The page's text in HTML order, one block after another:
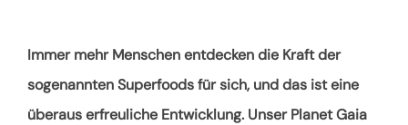
Immer mehr Menschen entdecken die Kraft der
sogenannten Superfoods für sich, und das ist eine
überaus erfreuliche Entwicklung. Unser Planet Gaia